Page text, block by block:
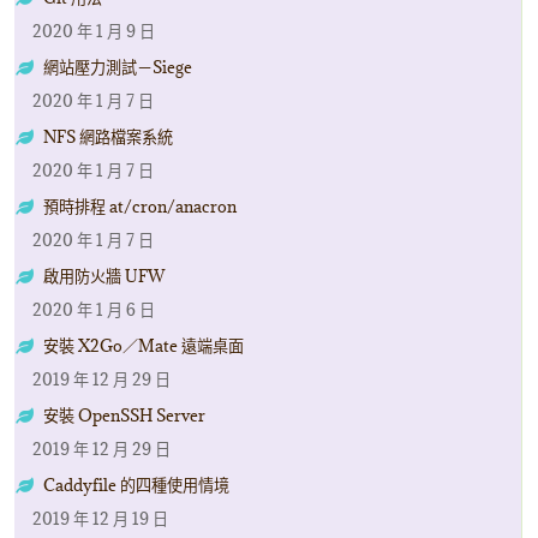
2020 年 1 月 9 日
網站壓力測試－Siege
2020 年 1 月 7 日
NFS 網路檔案系統
2020 年 1 月 7 日
預時排程 at/cron/anacron
2020 年 1 月 7 日
啟用防火牆 UFW
2020 年 1 月 6 日
安裝 X2Go／Mate 遠端桌面
2019 年 12 月 29 日
安裝 OpenSSH Server
2019 年 12 月 29 日
Caddyfile 的四種使用情境
2019 年 12 月 19 日